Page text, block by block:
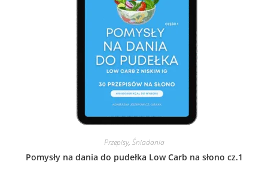
Przepisy, Śniadania
Pomysły na dania do pudełka Low Carb na słono cz.1